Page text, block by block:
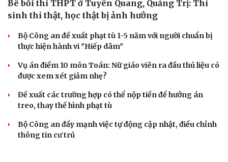
Bê bối thi THPT ở Tuyên Quang, Quảng Trị: Thí
sinh thi thật, học thật bị ảnh hưởng
Bộ Công an đề xuất phạt tù 1-5 năm với người chuẩn bị
thực hiện hành vi "Hiếp dâm"
Vụ án điểm 10 môn Toán: Nữ giáo viên ra đầu thú liệu có
được xem xét giảm nhẹ?
Đề xuất các trường hợp có thể nộp tiền để hưởng án
treo, thay thế hình phạt tù
Bộ Công an đẩy mạnh việc tự động cập nhật, điều chỉnh
thông tin cư trú